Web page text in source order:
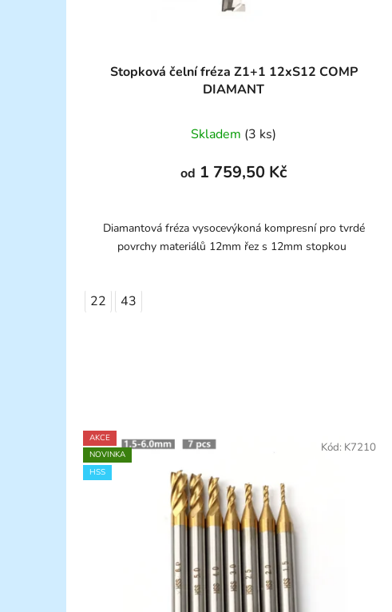
Stopková čelní fréza Z1+1 12xS12 COMP
DIAMANT
Skladem (3 ks)
od 1 759,50 Kč
Diamantová fréza vysocevýkoná kompresní pro tvrdé
povrchy materiálů 12mm řez s 12mm stopkou
22 43
AKCE
NOVINKA
HSS
Kód: K7210